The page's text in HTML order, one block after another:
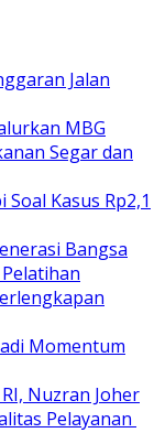
Jalan
MBG
Segar dan
Kasus Rp2,1
Bangsa
Momentum
Nuzran Joher
Pelayanan